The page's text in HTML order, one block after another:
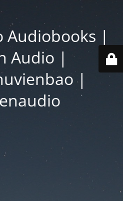
Audiobooks |
Audio |
|